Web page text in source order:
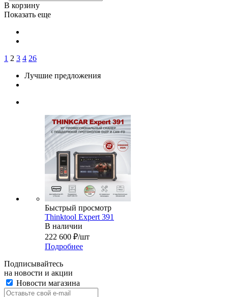
В корзину
Показать еще
1 2 3 4 26
Лучшие предложения
Быстрый просмотр
Thinktool Expert 391
В наличии
222 600 ₽/шт
Подробнее
Подписывайтесь
на новости и акции
Новости магазина